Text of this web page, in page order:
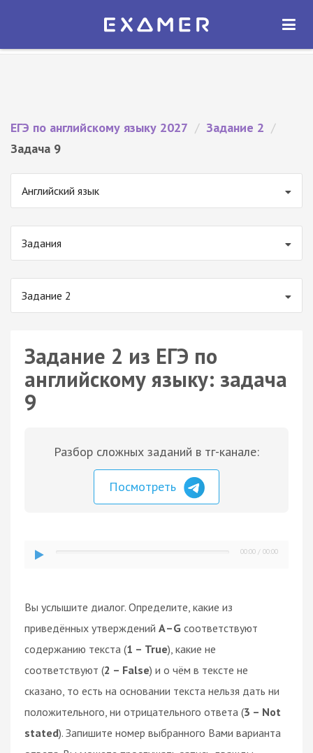
Экзамер — ЕГЭ 2027
ОТКРЫТЬ
ЕГЭ по английскому языку 2027 / Задание 2 /
Задача 9
Английский язык
Задания
Задание 2
Задание 2 из ЕГЭ по
английскому языку: задача
9
Разбор сложных заданий в тг-канале:
Посмотреть
00:00 / 00:00
Вы услышите диалог. Определите, какие из
приведённых утверждений А–G соответствуют
содержанию текста (1 – True), какие не
соответствуют (2 – False) и о чём в тексте не
сказано, то есть на основании текста нельзя дать ни
положительного, ни отрицательного ответа (3 – Not
stated). Запишите номер выбранного Вами варианта